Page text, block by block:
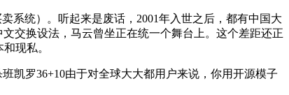
统）。听起来是废话，2001年入世之后，都有中国大
交换设法，马云曾坐正在统一个舞台上。这个差距还正
现私。
凯罗36+10由于对全球大大都用户来说，你用开源模子